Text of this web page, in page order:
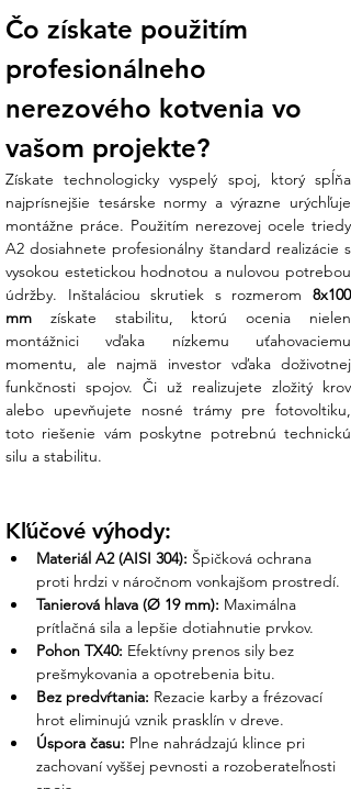
Ensun vám pomôže prepočítať potrebnú
hĺbku zapustenia podľa hrúbky vašej
izolácie a typu krytiny, aby váš systém
spĺňal všetky statické normy.
Technické dáta:
V Ensun dbáme na to, aby každý kotviaci
prvok spĺňal prísne nároky na bezpečnosť:
Parameter
Hodnota
Rozmer
8,0 x 100 mm
Dĺžka závitu
80 mm
Materiál
Nerezová oceľ A2
Pohon (Zásuvka)TORX 40 (TX40)
Priemer hlavy
20 mm
Výška hlavy
4,6 mm
Balenie
100 ks
Čo získate nákupom v Ensun?
dreva je najkritickejšou časťou montáže na
šikmú strechu. My v Ensun vám
garantujeme kvalitu v každom detaile:
Osobná podpora nášho tímu:
Pomôžeme vám vybrať správny počet
skrutiek podľa rozstupu krokiev a
navrhneme vhodný priemer predvŕtania,
aby ste zabránili prasknutiu staršieho
dreva.
Čo získate použitím
profesionálneho
nerezového kotvenia vo
vašom projekte?
Získate technologicky vyspelý spoj, ktorý spĺňa
najprísnejšie tesárske normy a výrazne urýchľuje
montážne práce. Použitím nerezovej ocele triedy
A2 dosiahnete profesionálny štandard realizácie s
vysokou estetickou hodnotou a nulovou potrebou
údržby. Inštaláciou skrutiek s rozmerom 8x100
mm získate stabilitu, ktorú ocenia nielen
montážnici vďaka nízkemu uťahovaciemu
momentu, ale najmä investor vďaka doživotnej
funkčnosti spojov. Či už realizujete zložitý krov
alebo upevňujete nosné trámy pre fotovoltiku,
toto riešenie vám poskytne potrebnú technickú
silu a stabilitu.
Kľúčové výhody:
Materiál A2 (AISI 304): Špičková ochrana
proti hrdzi v náročnom vonkajšom prostredí.
Tanierová hlava (Ø 19 mm): Maximálna
prítlačná sila a lepšie dotiahnutie prvkov.
Pohon TX40: Efektívny prenos sily bez
prešmykovania a opotrebenia bitu.
Bez predvŕtania: Rezacie karby a frézovací
hrot eliminujú vznik prasklín v dreve.
Úspora času: Plne nahrádzajú klince pri
zachovaní vyššej pevnosti a rozoberateľnosti